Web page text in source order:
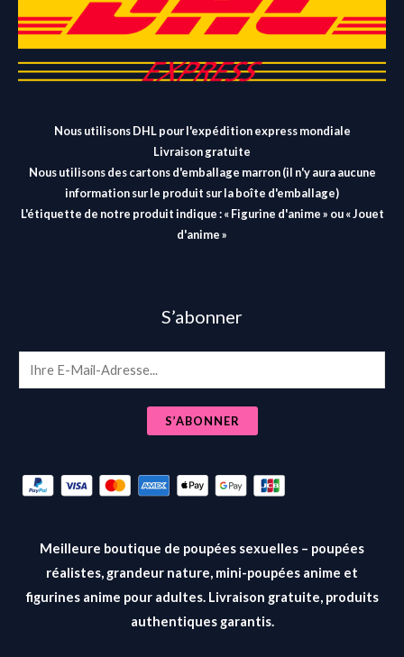
Nous utilisons DHL pour l'expédition express mondiale
Livraison gratuite
Nous utilisons des cartons d'emballage marron (il n'y aura aucune
information sur le produit sur la boîte d'emballage)
L'étiquette de notre produit indique : « Figurine d'anime » ou « Jouet
d'anime »
S’abonner
m
S’ABONNER
Meilleure boutique de poupées sexuelles – poupées
réalistes, grandeur nature, mini-poupées anime et
figurines anime pour adultes. Livraison gratuite, produits
authentiques garantis.